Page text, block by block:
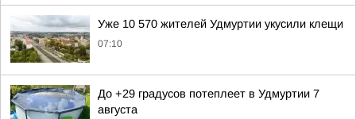
Уже 10 570 жителей Удмуртии укусили клещи
07:10
До +29 градусов потеплеет в Удмуртии 7
августа